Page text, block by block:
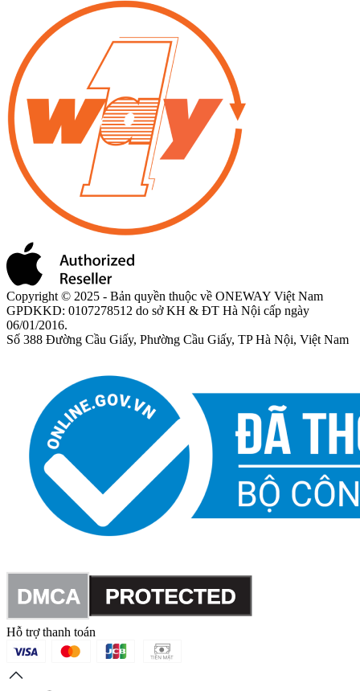
Copyright © 2025 - Bản quyền thuộc về ONEWAY Việt Nam
GPDKKD: 0107278512 do sở KH & ĐT Hà Nội cấp ngày
06/01/2016.
Số 388 Đường Cầu Giấy, Phường Cầu Giấy, TP Hà Nội, Việt Nam
Hỗ trợ thanh toán